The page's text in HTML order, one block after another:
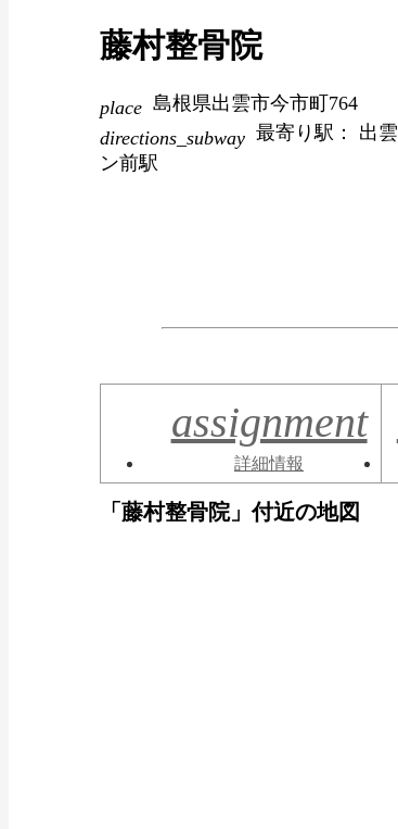
藤村整骨院
place 島根県出雲市今市町764
directions_subway 最寄り駅： 出
ン前駅
assignment
詳細情報
「藤村整骨院」付近の地図